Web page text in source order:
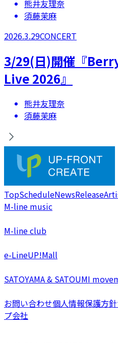
熊井友理奈
須藤茉麻
2026.3.29CONCERT
3/29(日)開催『
Live 2026』
熊井友理奈
須藤茉麻
TopScheduleNewsRelease
M-line music
M-line club
e-LineUP!Mall
SATOYAMA & SATOUMI
お問い合わせ個人情報保護方針
プ会社